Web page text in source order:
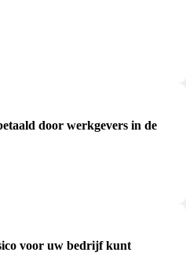
door werkgevers in de
voor uw bedrijf kunt